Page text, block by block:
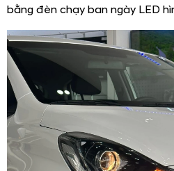
bằng đèn chạy ban ngày LED